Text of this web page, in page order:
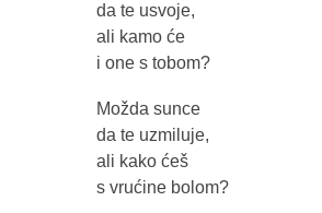
da te usvoje,
ali kamo će
i one s tobom?
Možda sunce
da te uzmiluje,
ali kako ćeš
s vrućine bolom?